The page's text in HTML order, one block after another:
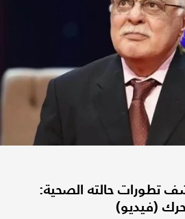
تطورات حالته الصحية:
(فيديو)